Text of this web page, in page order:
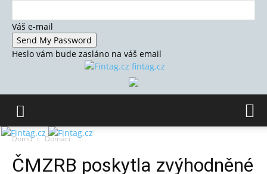
Váš e-mail
Heslo vám bude zasláno na váš email
fintag.cz
Domů Domácí
ČMZRB poskytla zvýhodněné